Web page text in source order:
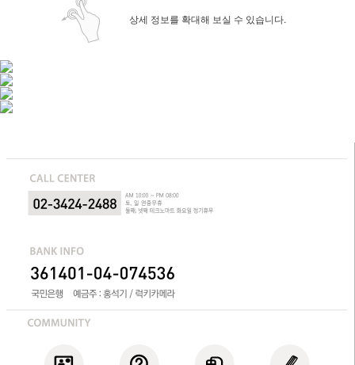
상세 정보를 확대해 보실 수 있습니다.